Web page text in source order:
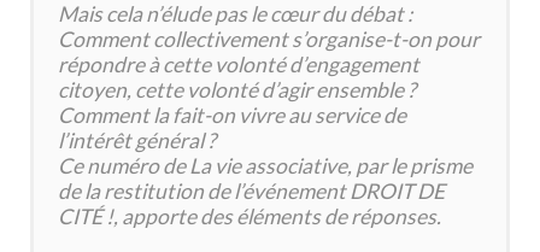
Mais cela n’élude pas le cœur du débat :
Comment collectivement s’organise-t-on pour
répondre à cette volonté d’engagement
citoyen, cette volonté d’agir ensemble ?
Comment la fait-on vivre au service de
l’intérêt général ?
Ce numéro de La vie associative, par le prisme
de la restitution de l’événement DROIT DE
CITÉ !, apporte des éléments de réponses.